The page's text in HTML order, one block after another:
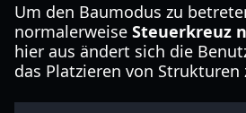
Um den Baumodus zu
normalerweise Steuerkreuz
hier aus ändert sich die
das Platzieren von